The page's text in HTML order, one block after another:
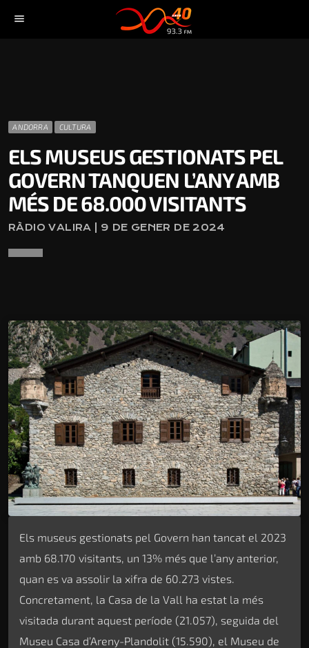
menu
ANDORRA CULTURA
ELS MUSEUS GESTIONATS PEL
GOVERN TANQUEN L’ANY AMB
MÉS DE 68.000 VISITANTS
RÀDIO VALIRA | 9 DE GENER DE 2024
Els museus gestionats pel Govern han tancat el 2023
amb 68.170 visitants, un 13% més que l’any anterior,
quan es va assolir la xifra de 60.273 vistes.
Concretament, la Casa de la Vall ha estat la més
visitada durant aquest període (21.057), seguida del
Museu Casa d’Areny-Plandolit (15.590), el Museu de